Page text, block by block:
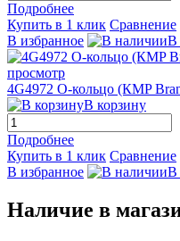
Подробнее
Купить в 1 клик Сравнение
В избранное
В
просмотр
4G4972 О-кольцо (КMP
В корзину
Подробнее
Купить в 1 клик Сравнение
В избранное
В
Наличие в